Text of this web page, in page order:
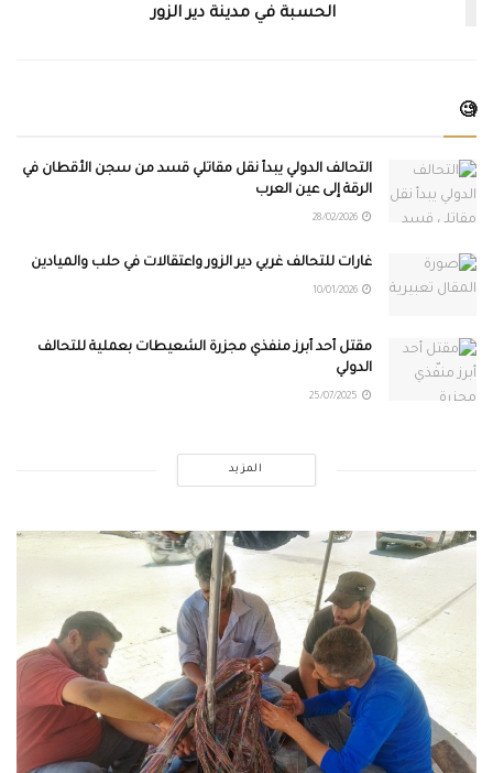
الحسبة في مدينة دير الزور
🧐
التحالف الدولي يبدأ نقل مقاتلي قسد من سجن الأقطان في
الرقة إلى عين العرب
غارات للتحالف غربي دير الزور واعتقالات في حلب والميادين
مقتل أحد أبرز منفّذي مجزرة الشعيطات بعملية للتحالف
الدولي
المزيد